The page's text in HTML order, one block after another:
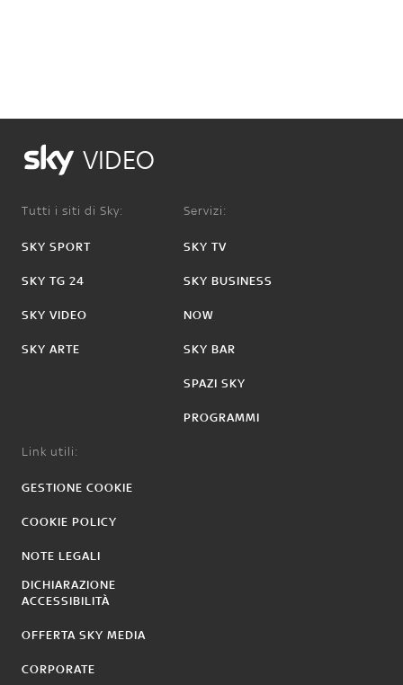
VIDEO
Tutti i siti di Sky:
SKY SPORT
SKY TG 24
SKY VIDEO
SKY ARTE
Servizi:
SKY TV
SKY BUSINESS
NOW
SKY BAR
SPAZI SKY
PROGRAMMI
Link utili:
GESTIONE COOKIE
COOKIE POLICY
NOTE LEGALI
DICHIARAZIONE
ACCESSIBILITÀ
OFFERTA SKY MEDIA
CORPORATE